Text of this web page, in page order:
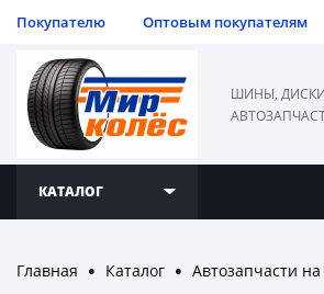
Покупателю Оптовым покупателям
ШИНЫ,
КАТАЛОГ
Главная ● Каталог ● Автозапчасти